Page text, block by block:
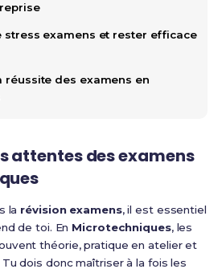
stress examens et rester efficace
réussite des examens en
attentes des examens
la révision examens, il est essentiel
de toi. En Microtechniques, les
théorie, pratique en atelier et
dois donc maîtriser à la fois les